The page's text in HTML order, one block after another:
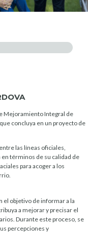
Mejoramiento Integral de
concluya en un proyecto de
las líneas oficiales,
términos de su calidad de
para acoger a los
el objetivo de informar a la
a mejorar y precisar el
Durante este proceso, se
percepciones y